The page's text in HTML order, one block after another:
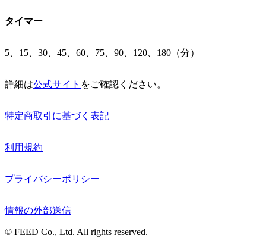
タイマー
5、15、30、45、60、75、90、120、180（分）
詳細は公式サイト をご確認ください。
特定商取引に基づく表記
利用規約
プライバシーポリシー
情報の外部送信
© FEED Co., Ltd. All rights reserved.